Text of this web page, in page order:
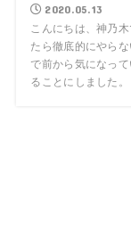
2020.05.13
こんにちは、神乃
たら徹底的にやら
で前から気になっ
ることにしました